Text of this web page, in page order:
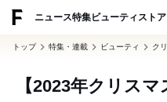
ニュース特集ビューティ ストア
トップ 特集・連載 ビューティ ク
【2023年クリス